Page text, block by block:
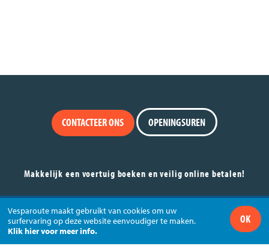
CONTACTEER ONS OPENINGSUREN
Makkelijk een voertuig boeken en veilig online betalen!
Huur je Vespa via VESPAROUTE en betaal veilig met
via
+32 (0)11 74 44 44 - info@vesparoute.com
Vesparoute maakt gebruikt van cookies om uw
surfervaring op deze website eenvoudiger te maken.
Klik hier voor meer info.
OK